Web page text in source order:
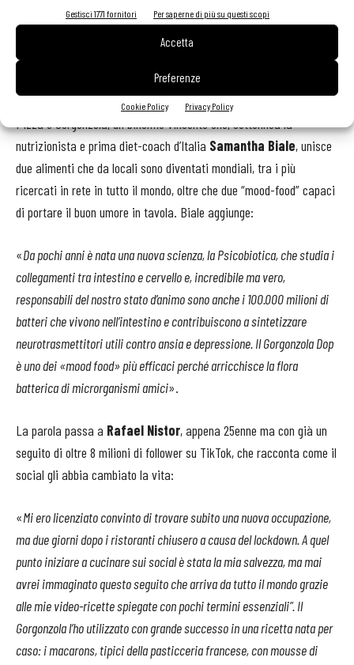
Gestisci 1771 fornitori Per saperne di più su questi scopi
Accetta
Preferenze
Cookie Policy Privacy Policy
Ne ho creata una rossa utilizzando il Pomodorino del Piennolo del
Vesuvio DOP” -
uscita per non alterare le proprietà di questo formaggio unico»
Pizza e Gorgonzola, un binomio vincente che, sottolinea la
nutrizionista e prima diet-coach d’Italia Samantha Biale, unisce
due alimenti che da locali sono diventati mondiali, tra i più
ricercati in rete in tutto il mondo, oltre che due “mood-food” capaci
di portare il buon umore in tavola. Biale aggiunge:
«Da pochi anni è nata una nuova scienza, la Psicobiotica, che studia i
collegamenti tra intestino e cervello e, incredibile ma vero,
responsabili del nostro stato d’animo sono anche i 100.000 milioni di
batteri che vivono nell’intestino e contribuiscono a sintetizzare
neurotrasmettitori utili contro ansia e depressione. Il Gorgonzola Dop
è uno dei «mood food» più efficaci perché arricchisce la flora
batterica di microrganismi amici».
La parola passa a Rafael Nistor, appena 25enne ma con già un
seguito di oltre 8 milioni di follower su TikTok, che racconta come il
social gli abbia cambiato la vita:
«Mi ero licenziato convinto di trovare subito una nuova occupazione,
ma due giorni dopo i ristoranti chiusero a causa del lockdown. A quel
punto iniziare a cucinare sui social è stata la mia salvezza, ma mai
avrei immaginato questo seguito che arriva da tutto il mondo grazie
alle mie video-ricette spiegate con pochi termini essenziali”. Il
Gorgonzola l’ho utilizzato con grande successo in una ricetta nata per
caso: i macarons, tipici della pasticceria francese, con mousse di